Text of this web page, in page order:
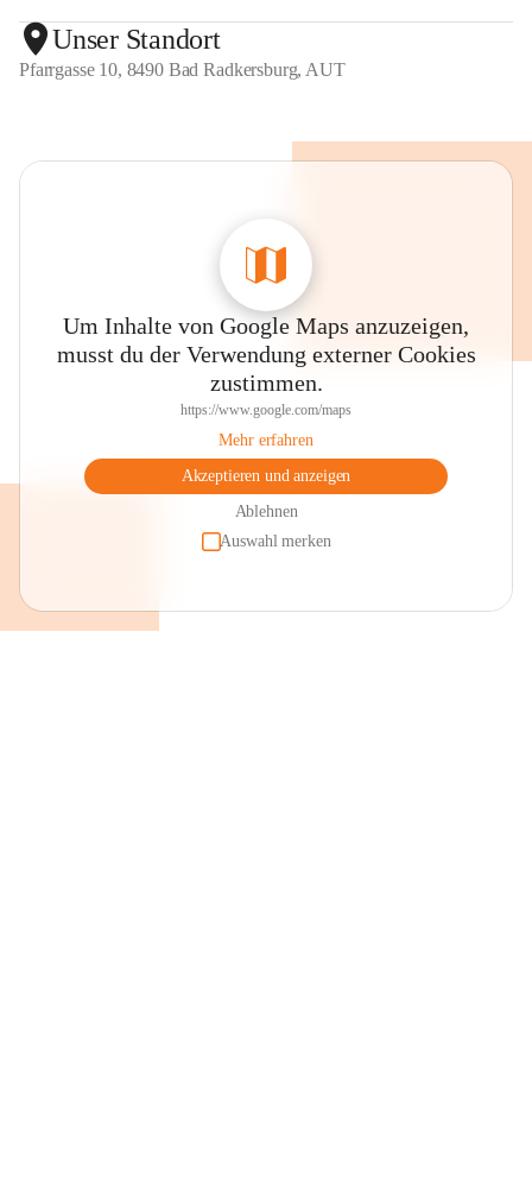
Unser Standort
Pfarrgasse 10, 8490 Bad Radkersburg, AUT
Um Inhalte von Google Maps anzuzeigen,
musst du der Verwendung externer Cookies
zustimmen.
https://www.google.com/maps
Mehr erfahren
Akzeptieren und anzeigen
Ablehnen
Auswahl merken